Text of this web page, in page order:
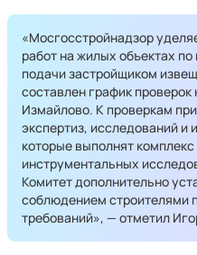
«Мосгосстройнадзор
работ на жилых объектах
подачи застройщиком
составлен график
Измайлово. К проверкам
экспертиз, исследований и
которые выполнят
инструментальных
Комитет дополнительно
соблюдением строителями
требований», — отметил